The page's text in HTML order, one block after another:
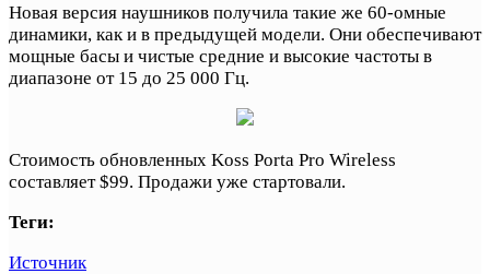
Новая версия наушников получила такие же 60-омные
динамики, как и в предыдущей модели. Они обеспечивают
мощные басы и чистые средние и высокие частоты в
диапазоне от 15 до 25 000 Гц.
Стоимость обновленных Koss Porta Pro Wireless
составляет $99. Продажи уже стартовали.
Теги:
Источник